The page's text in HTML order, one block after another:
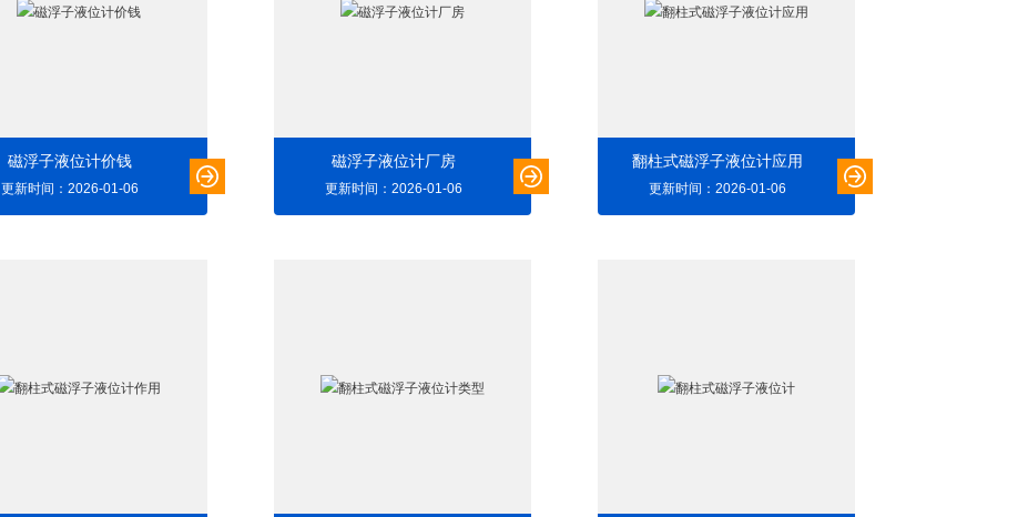
磁浮子液位计价钱
更新时间：2026-01-06
磁浮子液位计厂房
更新时间：2026-01-06
翻柱式磁浮子液位计应用
更新时间：2026-01-06